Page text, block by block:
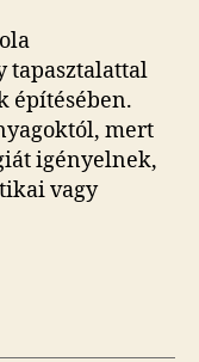
tapasztalattal
építésében.
mert
igényelnek,
vagy